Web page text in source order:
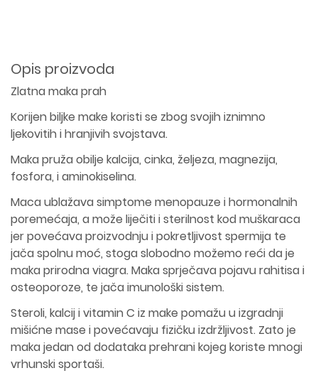
Opis proizvoda
Zlatna maka prah
Korijen biljke make koristi se zbog svojih iznimno
ljekovitih i hranjivih svojstava.
Maka pruža obilje kalcija, cinka, željeza, magnezija,
fosfora, i aminokiselina.
Maca ublažava simptome menopauze i hormonalnih
poremećaja, a može liječiti i sterilnost kod muškaraca
jer povećava proizvodnju i pokretljivost spermija te
jača spolnu moć, stoga slobodno možemo reći da je
maka prirodna viagra. Maka sprječava pojavu rahitisa i
osteoporoze, te jača imunološki sistem.
Steroli, kalcij i vitamin C iz make pomažu u izgradnji
mišićne mase i povećavaju fizičku izdržljivost. Zato je
maka jedan od dodataka prehrani kojeg koriste mnogi
vrhunski sportaši.